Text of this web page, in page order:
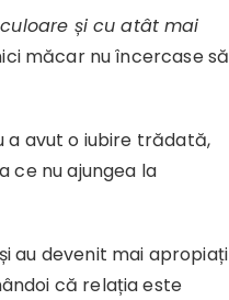
și cu atât mai
măcar nu încercase să
a avut o iubire trădată,
ce nu ajungea la
au devenit mai apropiați
că relația este